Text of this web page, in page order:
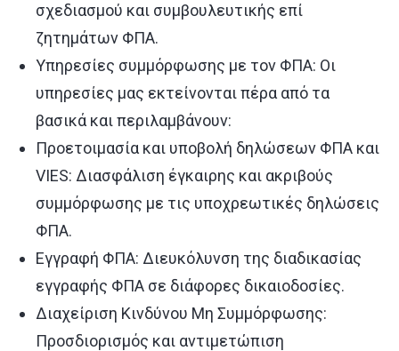
σχεδιασμού και συμβουλευτικής επί
ζητημάτων ΦΠΑ.
Υπηρεσίες συμμόρφωσης με τον ΦΠΑ: Οι
υπηρεσίες μας εκτείνονται πέρα από τα
βασικά και περιλαμβάνουν:
Προετοιμασία και υποβολή δηλώσεων ΦΠΑ και
VIES: Διασφάλιση έγκαιρης και ακριβούς
συμμόρφωσης με τις υποχρεωτικές δηλώσεις
ΦΠΑ.
Εγγραφή ΦΠΑ: Διευκόλυνση της διαδικασίας
εγγραφής ΦΠΑ σε διάφορες δικαιοδοσίες.
Διαχείριση Κινδύνου Μη Συμμόρφωσης:
Προσδιορισμός και αντιμετώπιση